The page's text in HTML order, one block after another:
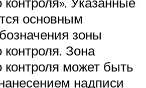
основным
зоны
контроля. Зона
контроля может быть
надписи